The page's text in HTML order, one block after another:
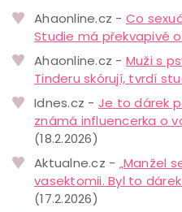
Ahaonline.cz - Co
Studie má překvapivé
Ahaonline.cz - Muži s
Tinderu skórují, tvrdí
Idnes.cz - Je to dárek
známá influencerka o
(18.2.2026)
Aktualne.cz - „Manžel
vasektomii. Byl to
(17.2.2026)